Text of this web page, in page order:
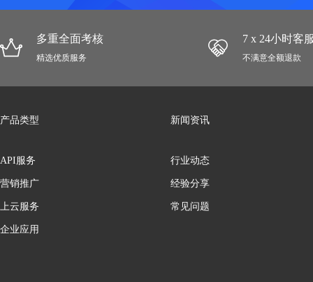
多重全面考核
精选优质服务
7 x 24小时客
不满意全额退款
产品类型
API服务
营销推广
上云服务
企业应用
新闻资讯
行业动态
经验分享
常见问题